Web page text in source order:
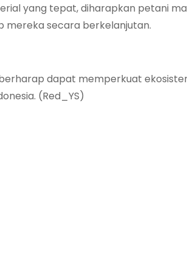
yang tepat, diharapkan petani
secara berkelanjutan.
dapat memperkuat
(Red_YS)